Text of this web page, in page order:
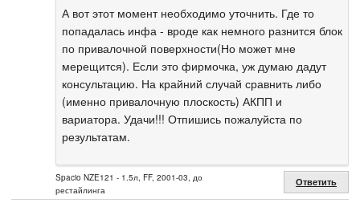
А вот этот момент необходимо уточнить. Где то
попадалась инфа - вроде как немного разнится блок
по привалочной поверхности(Но может мне
мерещится). Если это фирмочка, уж думаю дадут
консультацию. На крайний случай сравнить либо
(именно привалочную плоскость) АКПП и
вариатора. Удачи!!! Отпишись пожалуйста по
результатам.
Spacio NZE121 - 1.5л, FF, 2001-03, до
рестайлинга
Ответить